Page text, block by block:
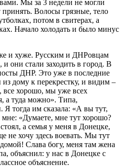
Мы за 3 недели не могли
Волосы грязные, тело
потом в свитерах, а
Начало холодать и было минус
и хуже. Русским и ДНРовцам
они стали заходить в город. В
ДНР. Это уже в последние
дому к перекрестку, и видим –
все хорошо, мы уже всех
а туда можно». Типа,
тогда им сказала: «А вы тут,
«Думаете, мне тут хорошо?
а семья у меня в Донецке,
не хочу здесь воевать. Мы тут
Слава богу, меня там жена
объяснил: у нас в Донецке с
объяснение.